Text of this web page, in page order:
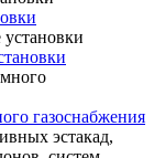
газоснабжения